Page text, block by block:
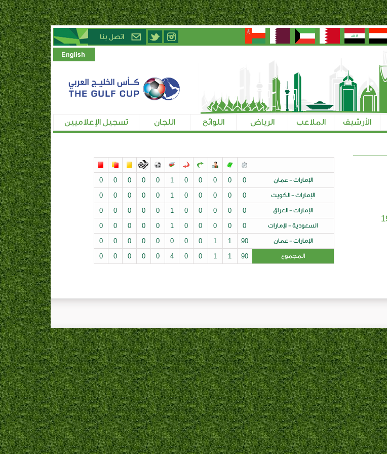
الأرشيف الملاعب الرياض اللوائح اللجان تسجيل الإعلاميين
الإمارات - عمان 0
0
0
0
0
1
0
0
0
0
0
الإمارات - الكويت 0
0
0
0
0
1
0
0
0
0
0
الإمارات - العراق 0
0
0
0
0
1
0
0
0
0
0
السعودية - الإمارات 0
0
0
0
0
1
0
0
0
0
0
الإمارات - عمان 90
1
1
0
0
0
0
0
0
0
0
المجموع 90
1
1
0
0
4
0
0
0
0
0